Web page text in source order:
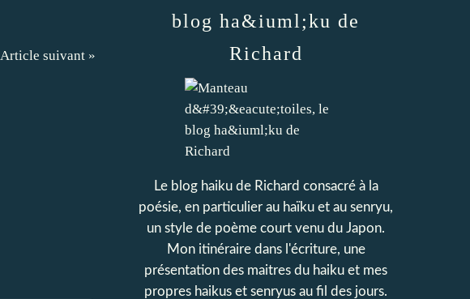
Article suivant »
blog ha&iuml;ku de
Richard
Le blog haiku de Richard consacré à la
poésie, en particulier au haïku et au senryu,
un style de poème court venu du Japon.
Mon itinéraire dans l'écriture, une
présentation des maitres du haiku et mes
propres haikus et senryus au fil des jours.